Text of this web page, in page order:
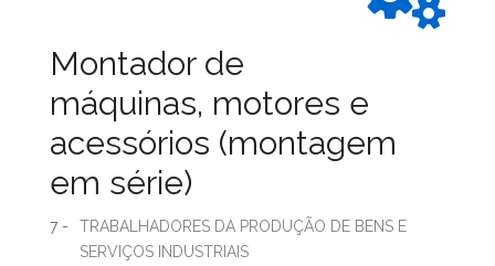
Montador de
máquinas, motores e
acessórios (montagem
em série)
7 -
TRABALHADORES DA PRODUÇÃO DE BENS E
SERVIÇOS INDUSTRIAIS